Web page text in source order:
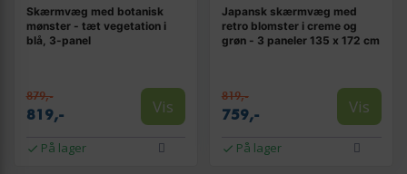
Skærmvæg med botanisk
mønster - tæt vegetation i
blå, 3-panel
879,-
819,- Vis
På lager
Japansk skærmvæg med
retro blomster i creme og
grøn - 3 paneler 135 x 172 cm
819,-
759,- Vis
På lager